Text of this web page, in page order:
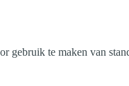
gebruik te maken van